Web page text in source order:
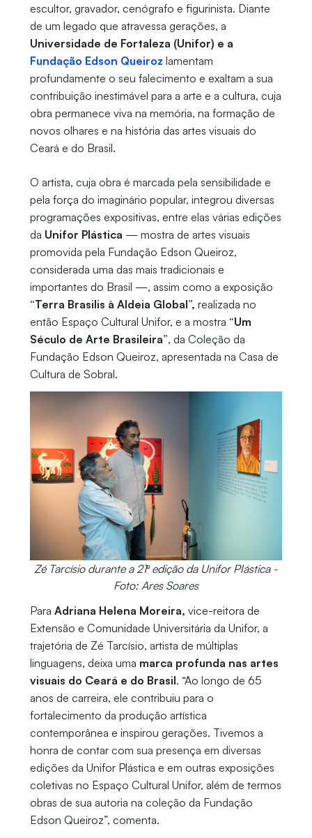
escultor, gravador, cenógrafo e figurinista. Diante
de um legado que atravessa gerações, a
Universidade de Fortaleza (Unifor) e a
Fundação Edson Queiroz lamentam
profundamente o seu falecimento e exaltam a sua
contribuição inestimável para a arte e a cultura, cuja
obra permanece viva na memória, na formação de
novos olhares e na história das artes visuais do
Ceará e do Brasil.
O artista, cuja obra é marcada pela sensibilidade e
pela força do imaginário popular, integrou diversas
programações expositivas, entre elas várias edições
da Unifor Plástica — mostra de artes visuais
promovida pela Fundação Edson Queiroz,
considerada uma das mais tradicionais e
importantes do Brasil —, assim como a exposição
“Terra Brasilis à Aldeia Global”, realizada no
então Espaço Cultural Unifor, e a mostra “Um
Século de Arte Brasileira”, da Coleção da
Fundação Edson Queiroz, apresentada na Casa de
Cultura de Sobral.
Zé Tarcísio durante a 21ª edição da Unifor Plástica -
Foto: Ares Soares
Para Adriana Helena Moreira, vice-reitora de
Extensão e Comunidade Universitária da Unifor, a
trajetória de Zé Tarcísio, artista de múltiplas
linguagens, deixa uma marca profunda nas artes
visuais do Ceará e do Brasil. “Ao longo de 65
anos de carreira, ele contribuiu para o
fortalecimento da produção artística
contemporânea e inspirou gerações. Tivemos a
honra de contar com sua presença em diversas
edições da Unifor Plástica e em outras exposições
coletivas no Espaço Cultural Unifor, além de termos
obras de sua autoria na coleção da Fundação
Edson Queiroz”, comenta.